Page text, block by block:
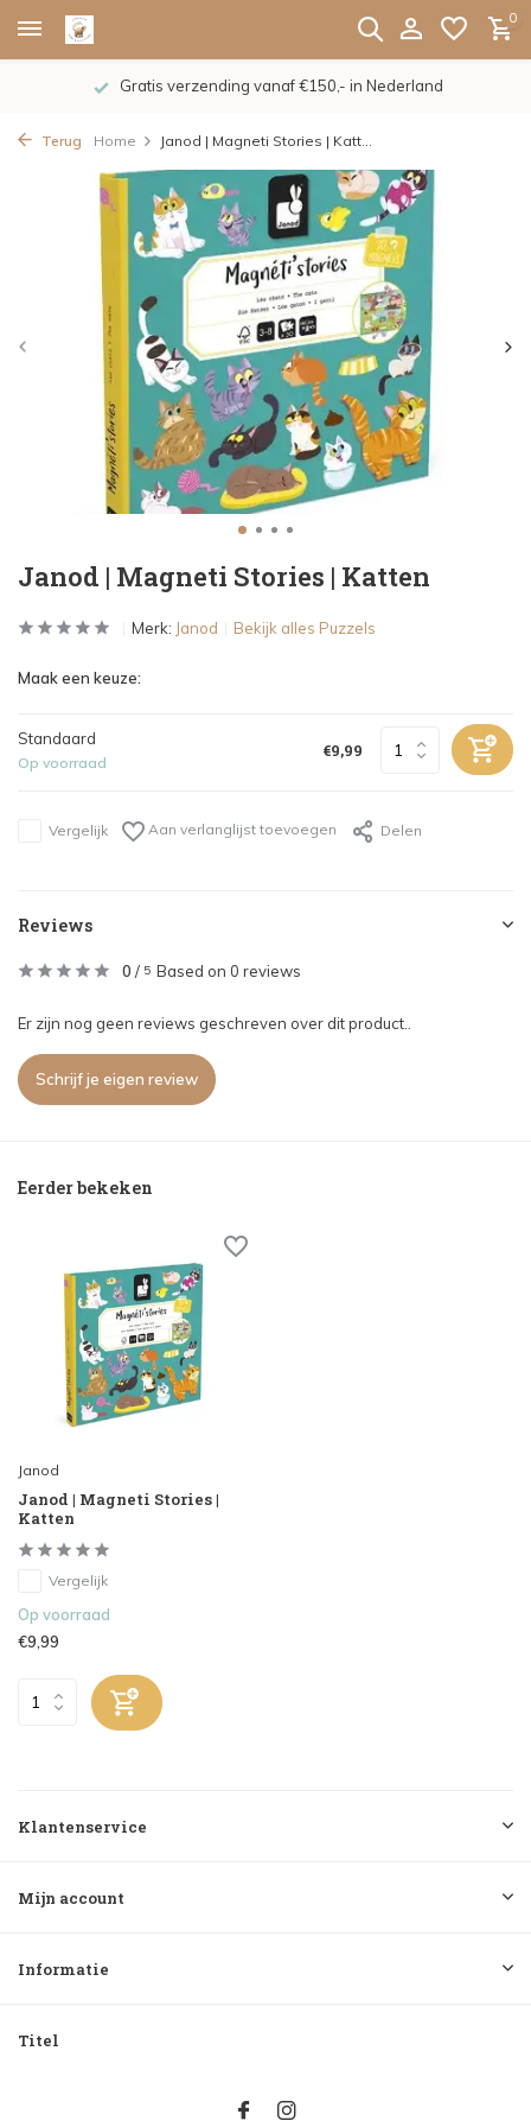
0
Gratis verzending vanaf €150,- in Nederland
Terug Home Janod | Magneti Stories | Katt...
Janod | Magneti Stories | Katten
Merk: Janod Bekijk alles Puzzels
Maak een keuze:
Standaard
Op voorraad
€9,99
Vergelijk Aan verlanglijst toevoegen Delen
Reviews
0 / 5 Based on 0 reviews
Er zijn nog geen reviews geschreven over dit product..
Schrijf je eigen review
Eerder bekeken
Janod
Janod | Magneti Stories |
Katten
Vergelijk
Op voorraad
€9,99
Klantenservice
Mijn account
Informatie
Titel